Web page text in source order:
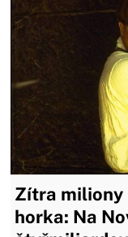
Zítra miliony
horka: Na